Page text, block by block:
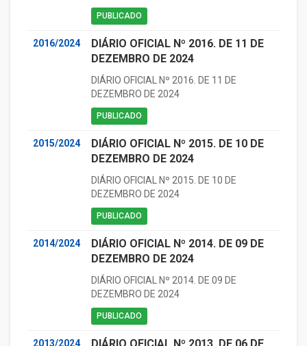
PUBLICADO
2016/2024
DIÁRIO OFICIAL Nº 2016. DE 11 DE
DEZEMBRO DE 2024
DIÁRIO OFICIAL Nº 2016. DE 11 DE
DEZEMBRO DE 2024
PUBLICADO
2015/2024
DIÁRIO OFICIAL Nº 2015. DE 10 DE
DEZEMBRO DE 2024
DIÁRIO OFICIAL Nº 2015. DE 10 DE
DEZEMBRO DE 2024
PUBLICADO
2014/2024
DIÁRIO OFICIAL Nº 2014. DE 09 DE
DEZEMBRO DE 2024
DIÁRIO OFICIAL Nº 2014. DE 09 DE
DEZEMBRO DE 2024
PUBLICADO
2013/2024